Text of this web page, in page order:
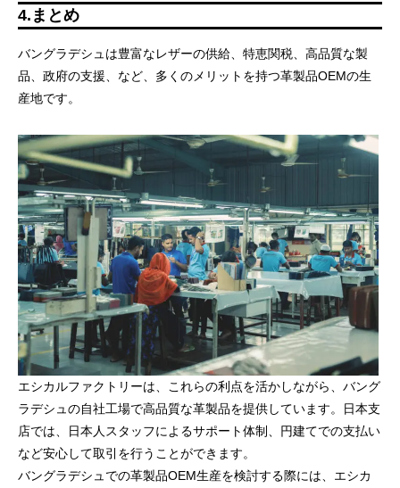
4.まとめ
バングラデシュは豊富なレザーの供給、特恵関税、高品質な製
品、政府の支援、など、多くのメリットを持つ革製品OEMの生
産地です。
エシカルファクトリーは、これらの利点を活かしながら、バング
ラデシュの自社工場で高品質な革製品を提供しています。日本支
店では、日本人スタッフによるサポート体制、円建てでの支払い
など安心して取引を行うことができます。
バングラデシュでの革製品OEM生産を検討する際には、エシカ